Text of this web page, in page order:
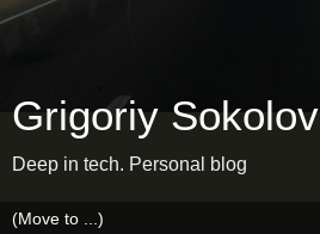
Grigoriy Sokolov
Deep in tech. Personal blog